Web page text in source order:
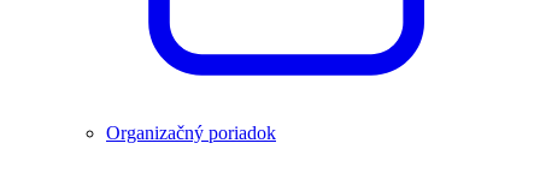
Organizačný poriadok